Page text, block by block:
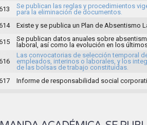
Se publican las reglas y procedimientos
para la eliminación de documentos.
Existe y se publica un Plan de Absentismo
Se publican datos anuales sobre
laboral, así como la evolución en los
Las convocatorias de selección temporal
empleados, interinos o laborales, y los
de las bolsas de trabajo constituidas.
Informe de responsabilidad social